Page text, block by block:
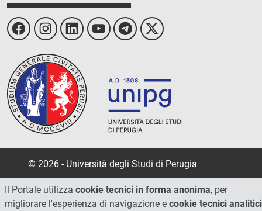
© 2026 - Università degli Studi di Perugia
Il Portale utilizza cookie tecnici in forma anonima, per
migliorare l'esperienza di navigazione e cookie tecnici analitici